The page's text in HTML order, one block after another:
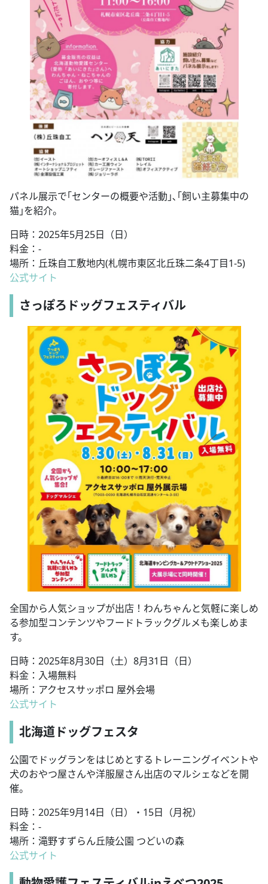
パネル展示で｢センターの概要や活動｣､｢飼い主募集中の
猫｣を紹介。
日時：2025年5月25日（日）
料金：-
場所：丘珠自工敷地内(札幌市東区北丘珠二条4丁目1-5)
公式サイト
さっぽろドッグフェスティバル
全国から人気ショップが出店！わんちゃんと気軽に楽しめ
る参加型コンテンツやフードトラックグルメも楽しめま
す。
日時：2025年8月30日（土）8月31日（日）
料金：入場無料
場所：アクセスサッポロ 屋外会場
公式サイト
北海道ドッグフェスタ
公園でドッグランをはじめとするトレーニングイベントや
犬のおやつ屋さんや洋服屋さん出店のマルシェなどを開
催。
日時：2025年9月14日（日）・15日（月祝）
料金：-
場所：滝野すずらん丘陵公園 つどいの森
公式サイト